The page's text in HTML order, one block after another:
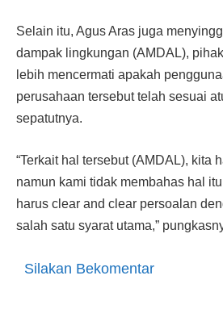
Selain itu, Agus Aras juga
dampak lingkungan (AMDAL),
lebih mencermati apakah
perusahaan terse­but telah sesuai
sepatutnya.
“Terkait hal tersebut (AMDAL), kita
namun kami tidak membahas hal
harus clear and clear persoalan
salah satu syarat utama,”
Silakan Bekomentar